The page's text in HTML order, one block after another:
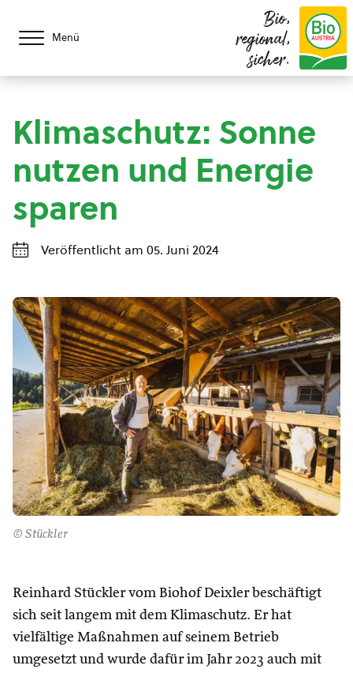
Menü
Bio,
regional,
sicher.
Klimaschutz: Sonne
nutzen und Energie
sparen
Veröffentlicht am 05. Juni 2024
© Stückler
Reinhard Stückler vom Biohof Deixler beschäftigt
sich seit langem mit dem Klimaschutz. Er hat
vielfältige Maßnahmen auf seinem Betrieb
umgesetzt und wurde dafür im Jahr 2023 auch mit